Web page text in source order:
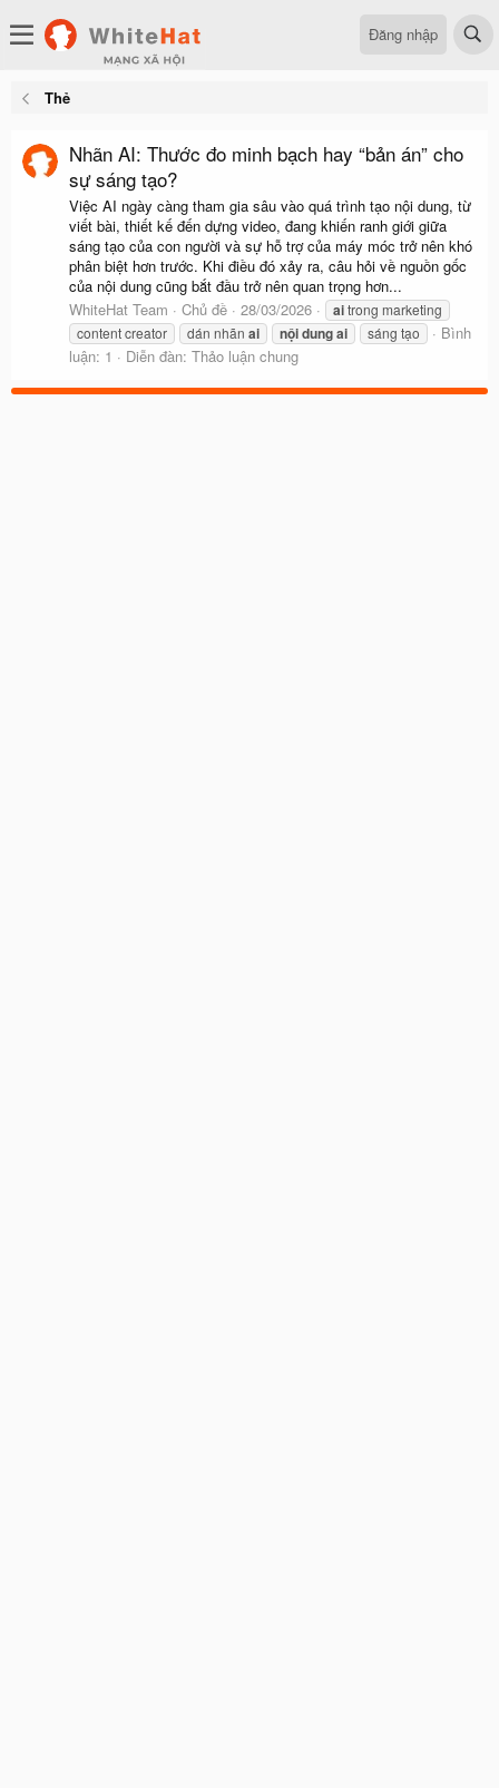
Đăng nhập
Thẻ
Nhãn AI: Thước đo minh bạch hay “bản án” cho
sự sáng tạo?
Việc AI ngày càng tham gia sâu vào quá trình tạo nội dung, từ
viết bài, thiết kế đến dựng video, đang khiến ranh giới giữa
sáng tạo của con người và sự hỗ trợ của máy móc trở nên khó
phân biệt hơn trước. Khi điều đó xảy ra, câu hỏi về nguồn gốc
của nội dung cũng bắt đầu trở nên quan trọng hơn...
WhiteHat Team
Chủ đề 28/03/2026 aitrong marketing
content creator
dán nhãn ai nộidungai sáng tạo
Bình
luận: 1
Diễn đàn: Thảo luận chung